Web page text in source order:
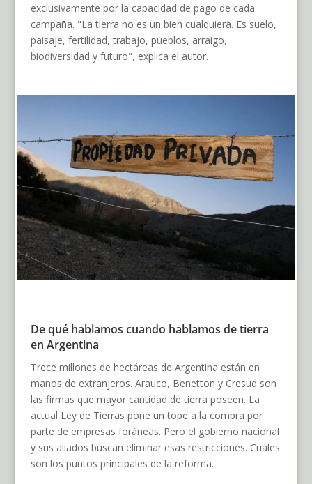
exclusivamente por la capacidad de pago de cada
campaña. "La tierra no es un bien cualquiera. Es suelo,
paisaje, fertilidad, trabajo, pueblos, arraigo,
biodiversidad y futuro", explica el autor.
De qué hablamos cuando hablamos de tierra
en Argentina
Trece millones de hectáreas de Argentina están en
manos de extranjeros. Arauco, Benetton y Cresud son
las firmas que mayor cantidad de tierra poseen. La
actual Ley de Tierras pone un tope a la compra por
parte de empresas foráneas. Pero el gobierno nacional
y sus aliados buscan eliminar esas restricciones. Cuáles
son los puntos principales de la reforma.